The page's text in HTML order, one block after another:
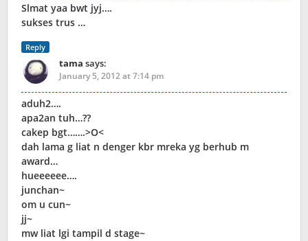
Slmat yaa bwt jyj….
sukses trus …
Reply
tama says:
January 5, 2012 at 7:14 pm
aduh2….
apa2an tuh…??
cakep bgt…….>O<
dah lama g liat n denger kbr mreka yg berhub m
award…
hueeeeee….
junchan~
om u cun~
jj~
mw liat lgi tampil d stage~